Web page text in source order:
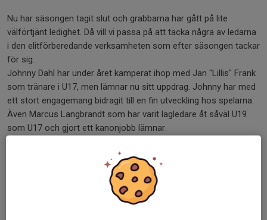
Nu har säsongen tagit slut och grabbarna har gått på lite
välförtjänt ledighet. Då vill vi passa på att tacka några av ledarna
i den elitförberedande verksamheten som efter säsongen tackar
för sig.
Johnny Dahl har under året kamperat ihop med Jan "Lillis" Frank
som tränare i U17, men lämnar nu sitt uppdrag. Johnny har med
ett stort engagemang bidragit till en fin utveckling hos spelarna.
Även Marcus Langbrandt som har varit lagledare åt såväl U19
som U17 och gjort ett kanonjobb lämnar.
ovärderligt, konstaterar Jonatan Hansson.